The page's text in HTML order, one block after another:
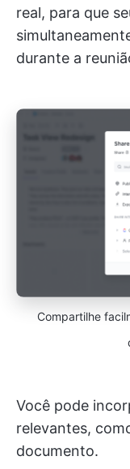
real, para que
durante a
Compartilhe
Você pode
relevantes,
documento.